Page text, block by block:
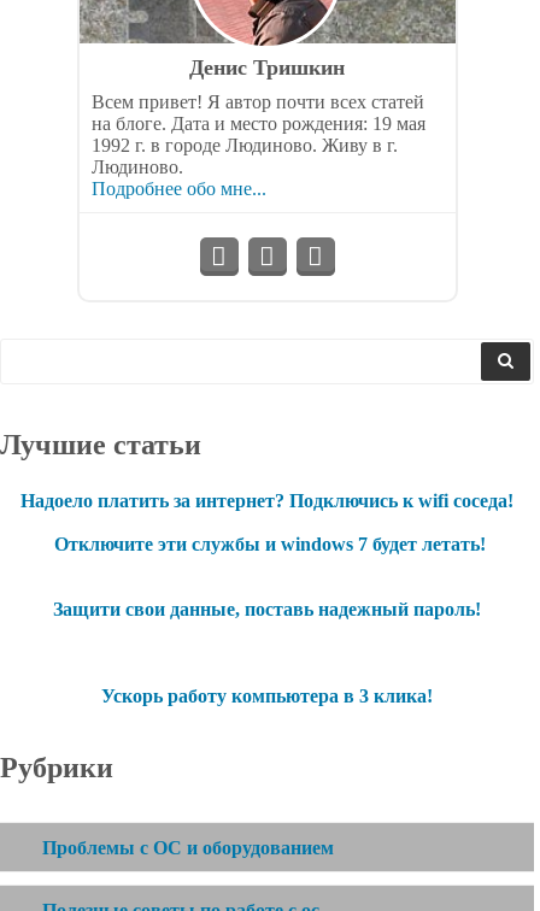
Денис Тришкин
Всем привет! Я автор почти всех статей
на блоге. Дата и место рождения: 19 мая
1992 г. в городе Людиново. Живу в г.
Людиново.
Подробнее обо мне...
Лучшие статьи
Надоело платить за интернет? Подключись к wifi соседа!
Отключите эти службы и windows 7 будет летать!
Защити свои данные, поставь надежный пароль!
Ускорь работу компьютера в 3 клика!
Рубрики
Проблемы с ОС и оборудованием